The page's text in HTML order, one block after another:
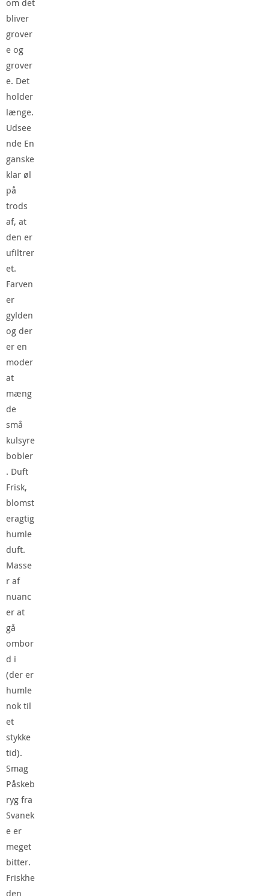
om det
bliver
grover
e og
grover
e. Det
holder
længe.
Udsee
nde En
ganske
klar øl
på
trods
af, at
den er
ufiltrer
et.
Farven
er
gylden
og der
er en
moder
at
mæng
de
små
kulsyre
bobler
. Duft
Frisk,
blomst
eragtig
humle
duft.
Masse
r af
nuanc
er at
gå
ombor
d i
(der er
humle
nok til
et
stykke
tid).
Smag
Påskeb
ryg fra
Svanek
e er
meget
bitter.
Friskhe
den